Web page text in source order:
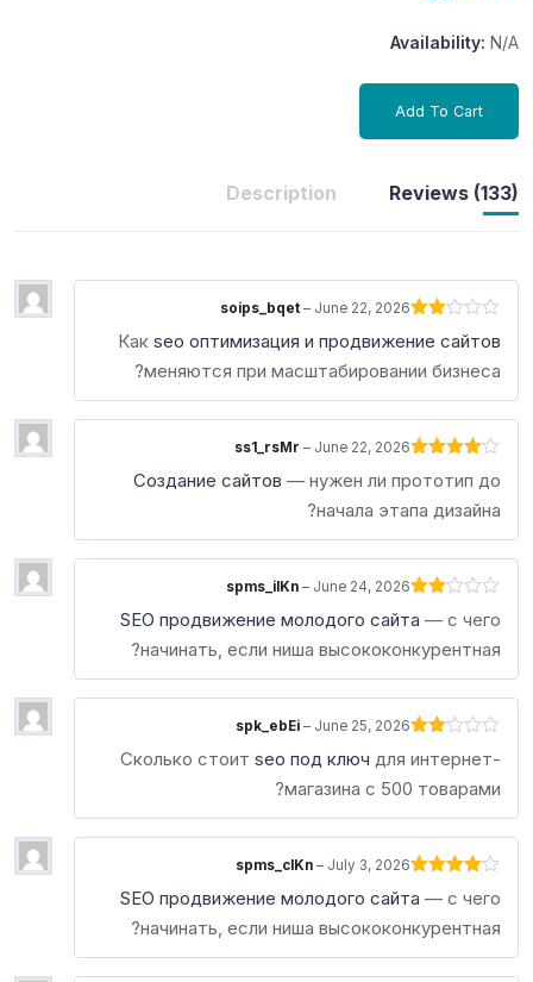
Availability: N/A
Add To Cart
Reviews (133)
Description
2
out
of 5
soips_bqet– June 22, 2026
Как seo оптимизация и продвижение сайтов
меняются при масштабировании бизнеса?
out of 5
ss1_rsMr– June 22, 2026
Создание сайтов — нужен ли прототип до
начала этапа дизайна?
2
of 5
spms_ilKn– June 24, 2026
SEO продвижение молодого сайта — с чего
начинать, если ниша высококонкурентная?
2
of 5
spk_ebEi– June 25, 2026
Сколько стоит seo под ключ для интернет-
магазина с 500 товарами?
out of 5
spms_clKn– July 3, 2026
SEO продвижение молодого сайта — с чего
начинать, если ниша высококонкурентная?